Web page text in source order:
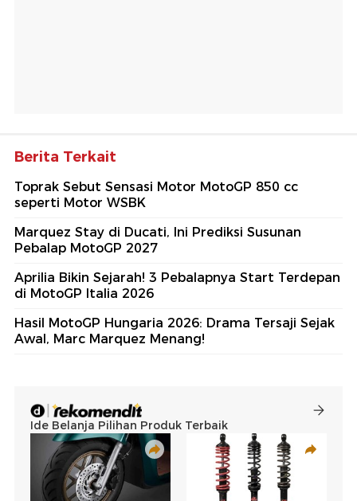
Berita Terkait
Toprak Sebut Sensasi Motor MotoGP 850 cc
seperti Motor WSBK
Marquez Stay di Ducati, Ini Prediksi Susunan
Pebalap MotoGP 2027
Aprilia Bikin Sejarah! 3 Pebalapnya Start Terdepan
di MotoGP Italia 2026
Hasil MotoGP Hungaria 2026: Drama Tersaji Sejak
Awal, Marc Marquez Menang!